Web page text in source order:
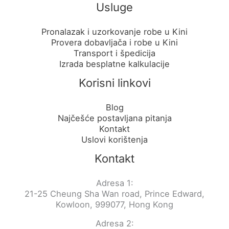
Usluge
Pronalazak i uzorkovanje robe u Kini
Provera dobavljača i robe u Kini
Transport i špedicija
Izrada besplatne kalkulacije
Korisni linkovi
Blog
Najčešće postavljana pitanja
Kontakt
Uslovi korištenja
Kontakt
Adresa 1:
21-25 Cheung Sha Wan road, Prince Edward,
Kowloon, 999077, Hong Kong
Adresa 2: